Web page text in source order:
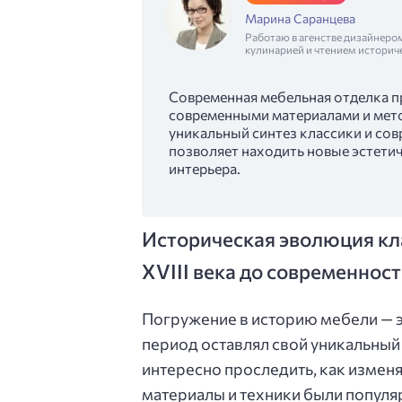
Марина Саранцева
Работаю в агенстве
кулинарией и чтением
Современная мебельная отделка
современными материалами и
уникальный синтез классики и
позволяет находить новые
интерьера.
Историческая эволюция
XVIII века до
Погружение в историю мебели —
период оставлял свой
интересно проследить, как
материалы и техники были